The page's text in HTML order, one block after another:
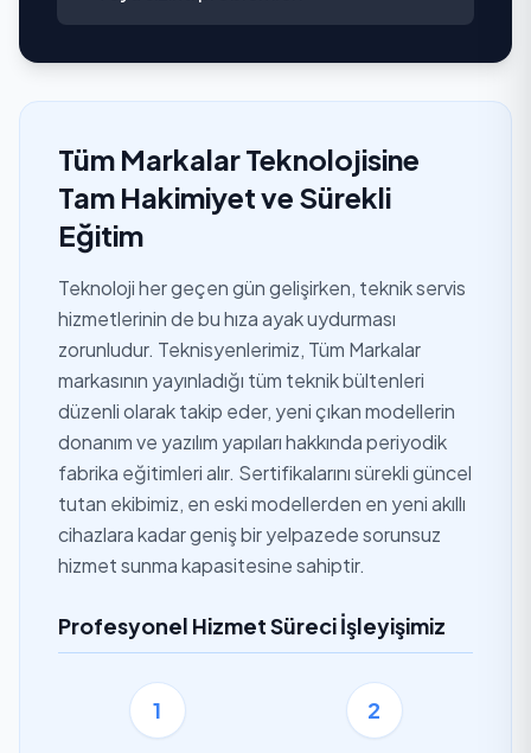
Tüm Markalar Teknolojisine
Tam Hakimiyet ve Sürekli
Eğitim
Teknoloji her geçen gün gelişirken, teknik servis
hizmetlerinin de bu hıza ayak uydurması
zorunludur. Teknisyenlerimiz, Tüm Markalar
markasının yayınladığı tüm teknik bültenleri
düzenli olarak takip eder, yeni çıkan modellerin
donanım ve yazılım yapıları hakkında periyodik
fabrika eğitimleri alır. Sertifikalarını sürekli güncel
tutan ekibimiz, en eski modellerden en yeni akıllı
cihazlara kadar geniş bir yelpazede sorunsuz
hizmet sunma kapasitesine sahiptir.
Profesyonel Hizmet Süreci İşleyişimiz
1 2